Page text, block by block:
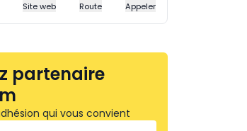
Site web Route Appeler
partenaire
qui vous convient